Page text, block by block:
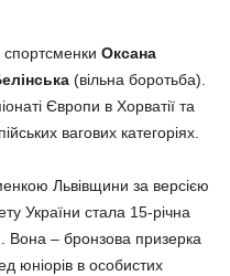
спортсменки Оксана
(вільна боротьба).
Європи в Хорватії та
вагових категоріях.
Львівщини за версією
України стала 15-річна
. Вона – бронзова призерка
юніорів в особистих